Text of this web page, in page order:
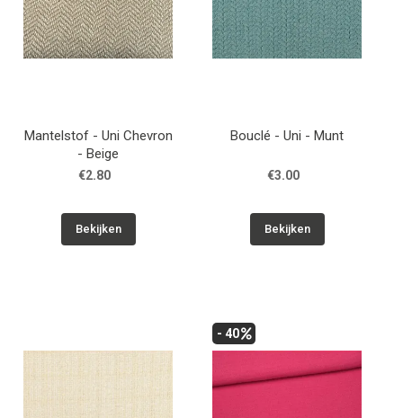
Mantelstof - Uni Chevron
- Beige
€2.80
Bekijken
Bouclé - Uni - Munt
€3.00
Bekijken
- 40